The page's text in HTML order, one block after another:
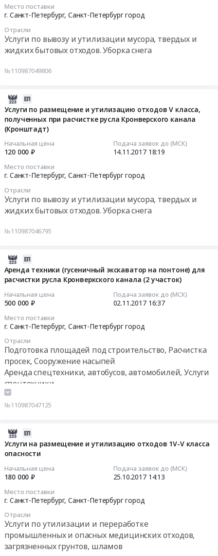
094.
Место поставки
г. Санкт-Петербург,Санкт-Петербург город
Отрасли
Услуги по вывозу и утилизации мусора, твердых и
жидких бытовых отходов. Уборка снега
№110987049806
Услуги по размещение и утилизацию отходов V класса,
полученных при расчистке русла Кронверского канала
(Кронштадт)
Начальная цена
120 000 ₽
Подача заявок до (МСК)
14.11.2017 18:19
Место поставки
г. Санкт-Петербург,Санкт-Петербург город
Отрасли
Услуги по вывозу и утилизации мусора, твердых и
жидких бытовых отходов. Уборка снега
№110987046795
Аренда техники (гусеничный экскаватор на понтоне) для
расчистки русла Кронверкского канала (2 участок)
Начальная цена
500 000 ₽
Подача заявок до (МСК)
02.11.2017 16:37
Место поставки
г. Санкт-Петербург,Санкт-Петербург город
Отрасли
Подготовка площадей под строительство, Расчистка
просек, Сооружение насыпей
Аренда спецтехники, автобусов, автомобилей, Услуги
спецтехники
№110987047125
Услуги на размещение и утилизацию отходов 1V-V класса
опасности
Начальная цена
180 000 ₽
Подача заявок до (МСК)
25.10.2017 14:13
Место поставки
г. Санкт-Петербург,Санкт-Петербург город
Отрасли
Услуги по утилизации и переработке
промышленных и опасных медицинских отходов,
загрязненных грунтов, шламов